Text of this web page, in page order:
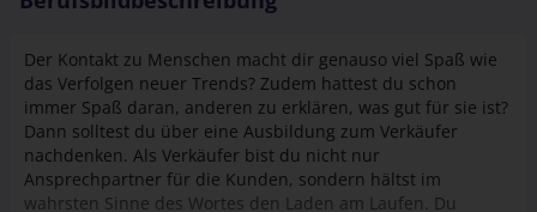
Der Kontakt zu Menschen macht dir genauso viel Spaß wie
immer Spaß daran, anderen zu erklären, was gut für sie ist?
Dann solltest du über eine Ausbildung zum Verkäufer
nachdenken. Als Verkäufer bist du nicht nur
Ansprechpartner für die Kunden, sondern hältst im
wahrsten Sinne des Wortes den Laden am Laufen. Du
kümmerst dich um den Bestand der Waren und sorgst
Mehr anzeigen